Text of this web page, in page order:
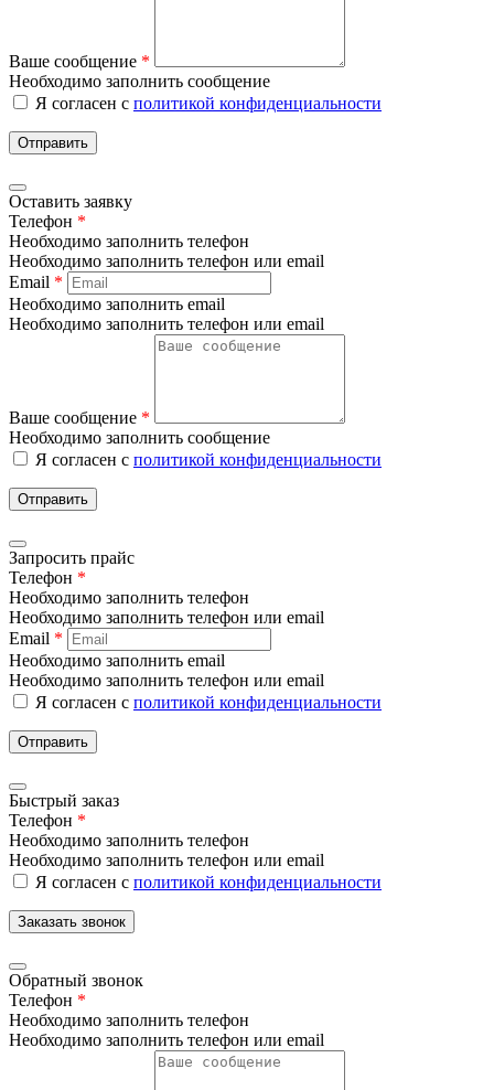
Ваше сообщение *
Необходимо заполнить сообщение
Я согласен с политикой конфиденциальности
Отправить
Оставить заявку
Телефон *
Необходимо заполнить телефон
Необходимо заполнить телефон или email
Email *
Необходимо заполнить email
Необходимо заполнить телефон или email
Ваше сообщение *
Необходимо заполнить сообщение
Я согласен с политикой конфиденциальности
Отправить
Запросить прайс
Телефон *
Необходимо заполнить телефон
Необходимо заполнить телефон или email
Email *
Необходимо заполнить email
Необходимо заполнить телефон или email
Я согласен с политикой конфиденциальности
Отправить
Быстрый заказ
Телефон *
Необходимо заполнить телефон
Необходимо заполнить телефон или email
Я согласен с политикой конфиденциальности
Заказать звонок
Обратный звонок
Телефон *
Необходимо заполнить телефон
Необходимо заполнить телефон или email